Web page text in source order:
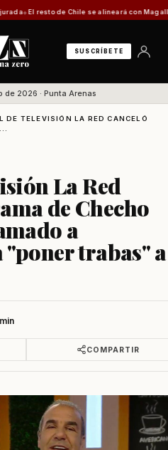
resto de Chile se alineará con Magallanes:
SUSCRÍBETE
de 2026 · Punta Arenas
DE TELEVISIÓN LA RED CANCELÓ
La Red
de Checho
a
"poner trabas" a
COMPARTIR